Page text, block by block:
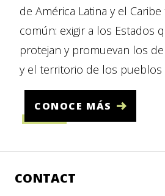
de América Latina y el
común: exigir a los Estados
protejan y promuevan los
y el territorio de los pueblos
CONOCE MÁS
CONTACT